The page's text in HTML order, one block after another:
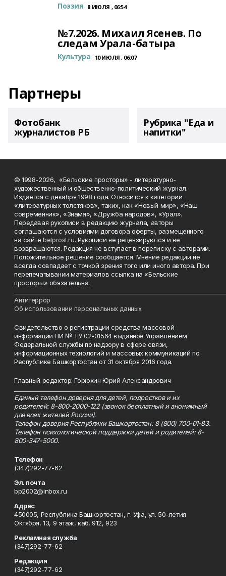
Поэзия 8 ИЮЛЯ , 06:54
№7.2026. Михаил Ясенев. По
следам Урала-батыра
Культура 10 ИЮЛЯ , 06:07
Партнеры
Фотобанк
журналистов РБ
Рубрика "Еда и
напитки"
© 1998-2026, «Бельские просторы» - литературно-
художественный и общественно-политический журнал.
Издается с декабря 1998 года. Относится к категории
«литературных толстяков», таких, как «Новый мир», «Наш
современник», «Знамя», «Дружба народов», «Урал».
Передавая рукописи в редакцию журнала, авторы
соглашаются с условиями договора оферты, размещенного
на сайтеbelprost.ru. Рукописи не рецензируются и не
возвращаются. Редакция не вступает в переписку с авторами.
Положительное решение сообщается. Мнение редакции не
всегда совпадает с точкой зрения того или иного автора. При
перепечатывании материалов ссылка на «Бельские
просторы» обязательна.
Антитеррор
Об использовании персональных данных
Свидетельство о регистрации средства массовой
информации ПИ № ТУ 02-01564 выданное Управлением
Федеральной службы по надзору в сфере связи,
информационных технологий и массовых коммуникаций по
Республике Башкортостан от 31 октября 2016 года.
Главный редактор: Горюхин Юрий Александрович
Единый телефон доверия для детей, подростков и их
родителей: 8-800-2000-122 (звонок бесплатный и анонимный
для всех жителей России).
Телефон доверия Республики Башкортостан: 8 (800) 700-01-83.
Телефон психологической поддержки детей и родителей: 8-
800-347-5000.
Телефон
(347)292-77-62
Эл. почта
bp2002@inbox.ru
Адрес
450005, Республика Башкортостан, г. Уфа, ул. 50-летия
Октября, 13, 9 этаж, каб. 912, 923
Рекламная служба
(347)292-77-62
Редакция
(347)292-77-62